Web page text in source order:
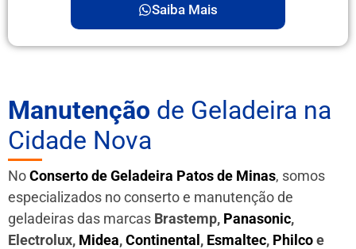
Saiba Mais
Manutenção de Geladeira na
Cidade Nova
NoConserto de Geladeira Patos de Minas, somos
especializados no conserto e manutenção de
geladeiras das marcas Brastemp, Panasonic,
Electrolux, Midea,Continental, Esmaltec, Philcoe